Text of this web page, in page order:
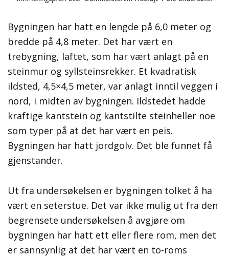
Bygningen har hatt en lengde på 6,0 meter og
bredde på 4,8 meter. Det har vært en
trebygning, laftet, som har vært anlagt på en
steinmur og syllsteinsrekker. Et kvadratisk
ildsted, 4,5×4,5 meter, var anlagt inntil veggen i
nord, i midten av bygningen. Ildstedet hadde
kraftige kantstein og kantstilte steinheller noe
som typer på at det har vært en peis.
Bygningen har hatt jordgolv. Det ble funnet få
gjenstander.
Ut fra undersøkelsen er bygningen tolket å ha
vært en seterstue. Det var ikke mulig ut fra den
begrensete undersøkelsen å avgjøre om
bygningen har hatt ett eller flere rom, men det
er sannsynlig at det har vært en to-roms